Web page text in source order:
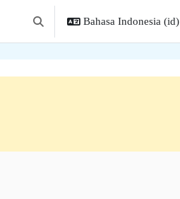
Alihkan input pencarian
Bahasa Indonesia ‎(id)‎